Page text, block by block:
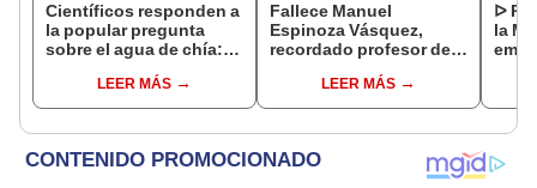
Científicos responden a
la popular pregunta
sobre el agua de chía:
bajar de peso o es solo
un mito viral?
LEER MÁS
Fallece Manuel
Espinoza Vásquez,
recordado profesor de
por su icónica forma de
enseñar
LEER MÁS
ᐅ
la